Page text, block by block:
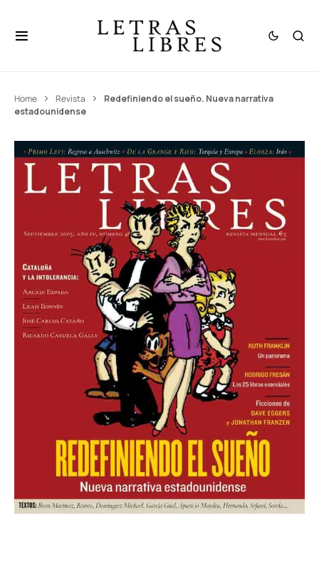
Home Revista
Redefiniendo el sueño. Nueva narrativa
estadounidense